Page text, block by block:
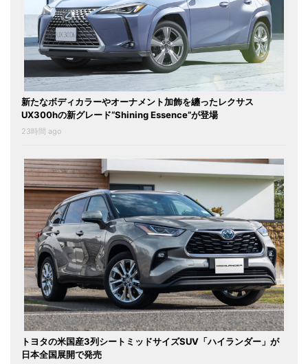
新たなボディカラーやオーナメント加飾を纏ったレクサス
UX300hの新グレード“Shining Essence”が登場
23時間 ago
トヨタの米国産3列シートミッドサイズSUV「ハイランダー」が
日本全国展開で発売